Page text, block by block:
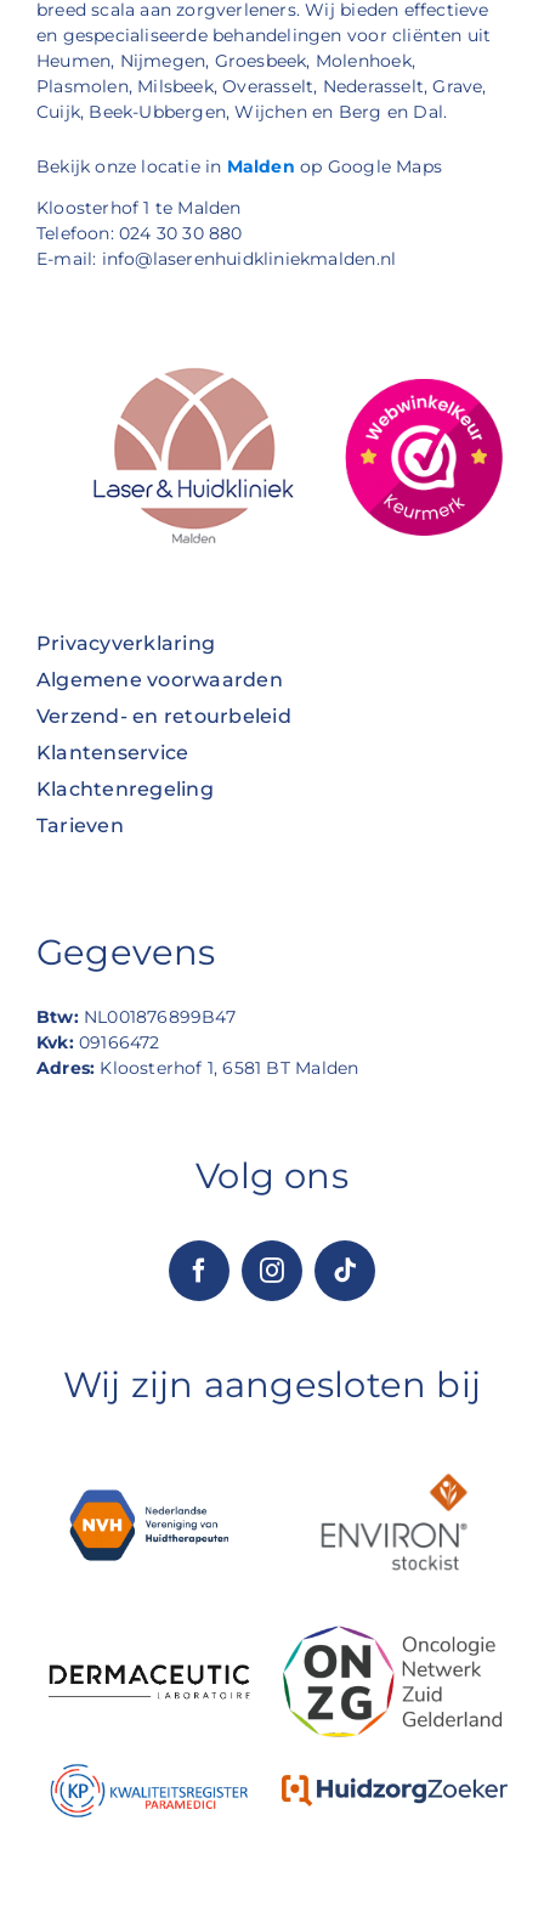
breed scala aan zorgverleners. Wij bieden effectieve
en gespecialiseerde behandelingen voor cliënten uit
Heumen, Nijmegen, Groesbeek, Molenhoek,
Plasmolen, Milsbeek, Overasselt, Nederasselt, Grave,
Cuijk, Beek-Ubbergen, Wijchen en Berg en Dal.
Bekijk onze locatie in Malden op Google Maps
Kloosterhof 1 te Malden
Telefoon: 024 30 30 880
E-mail: info@laserenhuidkliniekmalden.nl
Privacyverklaring
Algemene voorwaarden
Verzend- en retourbeleid
Klantenservice
Klachtenregeling
Tarieven
Gegevens
Btw: NL001876899B47
Kvk:09166472
Adres: Kloosterhof 1, 6581 BT Malden
Volg ons
Wij zijn aangesloten bij